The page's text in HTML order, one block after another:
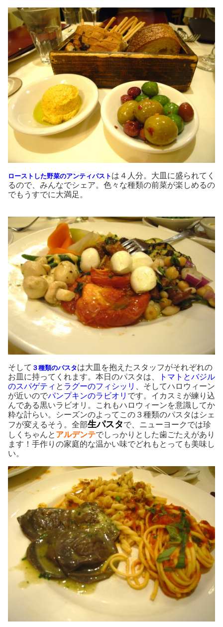
ローストした野菜のアンティパスト は４人分。大皿に盛られてく
るので、みんなでシェア。色々な種類の前菜が楽しめるの
でもうすでに大満足。
そして ３種類のパスタは大皿を抱えたスタッフがそれぞれの
お皿に持ってくれます。本日のパスタは、
トマトとバジル
のスパゲティ と ラグーのフィシッリ
、そしてハロウィーン
が近いのでパンプキンのラビオリ です。イカスミが練り込
んである黒いラビオリ。これもハロウィーンを意識してか
粋な計らい。シーズンのよってこの３種類のパスタはシェ
フが変えるそう。全部生パスタで、ニューヨークでは珍
しくちゃんと アルデンテでしっかりとした歯ごたえがあり
ます！手作りの家庭的な温かい味でどれもとっても美味し
い。